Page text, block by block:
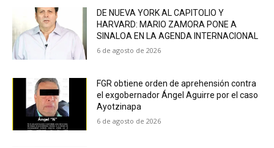
DE NUEVA YORK AL CAPITOLIO Y
HARVARD: MARIO ZAMORA PONE A
SINALOA EN LA AGENDA INTERNACIONAL
6 de agosto de 2026
FGR obtiene orden de aprehensión contra
el exgobernador Ángel Aguirre por el caso
Ayotzinapa
6 de agosto de 2026